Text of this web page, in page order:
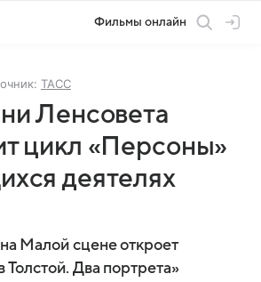
Фильмы онлайн
ТАСС
Ленсовета
цикл «Персоны»
деятелях
Малой сцене откроет
Два портрета»